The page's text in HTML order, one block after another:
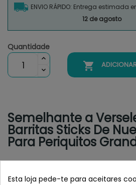
ENVIO RÁPIDO: Entrega estimada
12 de agosto
Quantidade

Semelhante a
Barritas Sticks De
Para Periquitos
Esta loja pede-te para aceitares